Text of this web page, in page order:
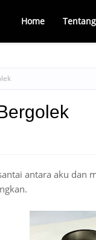
Home
antara aku dan